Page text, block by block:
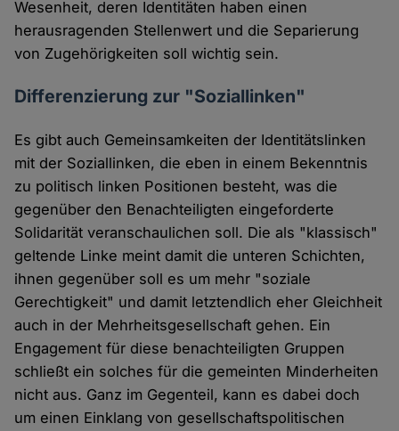
Wesenheit, deren Identitäten haben einen
herausragenden Stellenwert und die Separierung
von Zugehörigkeiten soll wichtig sein.
Differenzierung zur "Soziallinken"
Es gibt auch Gemeinsamkeiten der Identitätslinken
mit der Soziallinken, die eben in einem Bekenntnis
zu politisch linken Positionen besteht, was die
gegenüber den Benachteiligten eingeforderte
Solidarität veranschaulichen soll. Die als "klassisch"
geltende Linke meint damit die unteren Schichten,
ihnen gegenüber soll es um mehr "soziale
Gerechtigkeit" und damit letztendlich eher Gleichheit
auch in der Mehrheitsgesellschaft gehen. Ein
Engagement für diese benachteiligten Gruppen
schließt ein solches für die gemeinten Minderheiten
nicht aus. Ganz im Gegenteil, kann es dabei doch
um einen Einklang von gesellschaftspolitischen